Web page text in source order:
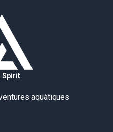
Spirit
aquàtiques